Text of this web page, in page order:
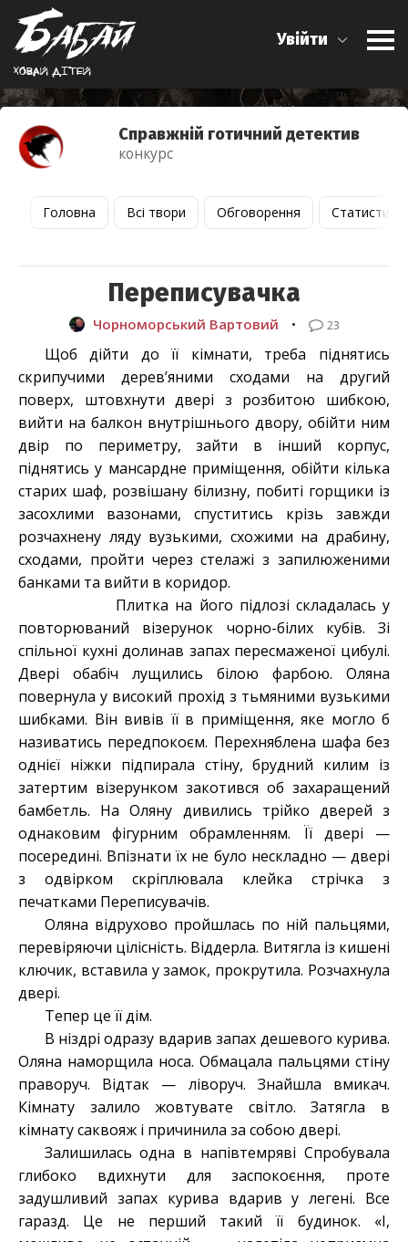
Ховай дiтей
Увійти
Справжній готичний детектив
конкурс
Головна Всі твори Обговорення Статистика
Переписувачка
Чорноморський Вартовий • 23
Щоб дійти до її кімнати, треба піднятись
скрипучими дерев’яними сходами на другий
поверх, штовхнути двері з розбитою шибкою,
вийти на балкон внутрішнього двору, обійти ним
двір по периметру, зайти в інший корпус,
піднятись у мансардне приміщення, обійти кілька
старих шаф, розвішану білизну, побиті горщики із
засохлими вазонами, спуститись крізь завжди
розчахнену ляду вузькими, схожими на драбину,
сходами, пройти через стелажі з запилюженими
банками та вийти в коридор.
Плитка на його підлозі складалась у
повторюваний візерунок чорно-білих кубів. Зі
спільної кухні долинав запах пересмаженої цибулі.
Двері обабіч лущились білою фарбою. Оляна
повернула у високий прохід з тьмяними вузькими
шибками. Він вивів її в приміщення, яке могло б
називатись передпокоєм. Перехняблена шафа без
однієї ніжки підпирала стіну, брудний килим із
затертим візерунком закотився об захаращений
бамбетль. На Оляну дивились трійко дверей з
однаковим фігурним обрамленням. Її двері —
посередині. Впізнати їх не було нескладно — двері
з одвірком скріплювала клейка стрічка з
печатками Переписувачів.
Оляна відрухово пройшлась по ній пальцями,
перевіряючи цілісність. Віддерла. Витягла із кишені
ключик, вставила у замок, прокрутила. Розчахнула
двері.
Тепер це її дім.
В ніздрі одразу вдарив запах дешевого курива.
Оляна наморщила носа. Обмацала пальцями стіну
праворуч. Відтак — ліворуч. Знайшла вмикач.
Кімнату залило жовтувате світло. Затягла в
кімнату саквояж і причинила за собою двері.
Залишилась одна в напівтемряві Спробувала
глибоко вдихнути для заспокоєння, проте
задушливий запах курива вдарив у легені. Все
гаразд. Це не перший такий її будинок. «І,